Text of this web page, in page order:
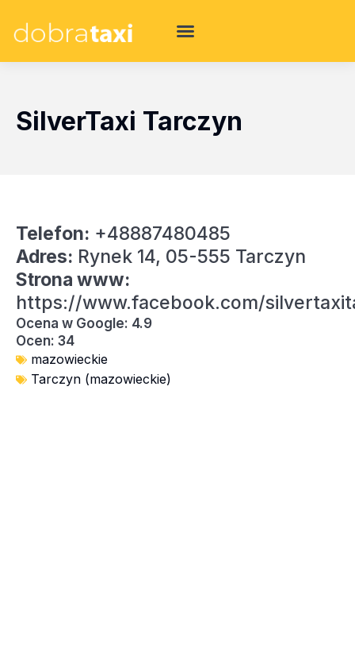
SilverTaxi Tarczyn
Telefon: +48887480485
Adres: Rynek 14, 05-555 Tarczyn
Strona www:
https://www.facebook.com/
Ocena w Google: 4.9
Ocen: 34
mazowieckie
Tarczyn (mazowieckie)